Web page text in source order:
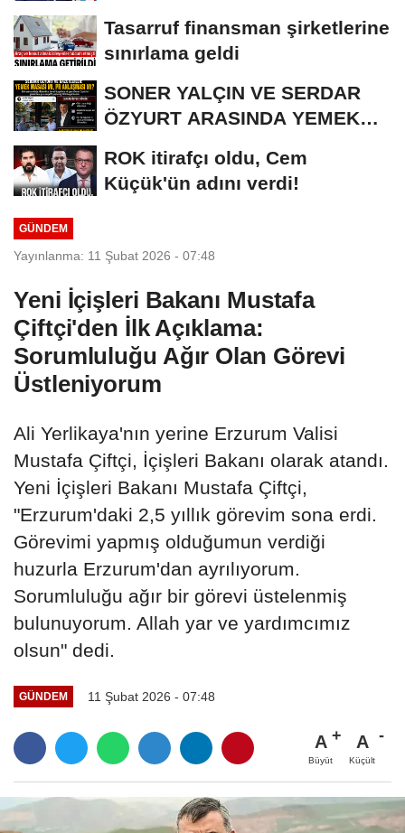
Tasarruf finansman şirketlerine
sınırlama geldi
SONER YALÇIN VE SERDAR
ÖZYURT ARASINDA YEMEK
ROK itirafçı oldu, Cem
Küçük'ün adını verdi!
GÜNDEM
Yayınlanma: 11 Şubat 2026 - 07:48
Yeni İçişleri Bakanı Mustafa
Çiftçi'den İlk Açıklama:
Sorumluluğu Ağır Olan Görevi
Üstleniyorum
Ali Yerlikaya'nın yerine Erzurum Valisi
Mustafa Çiftçi, İçişleri Bakanı olarak atandı.
Yeni İçişleri Bakanı Mustafa Çiftçi,
"Erzurum'daki 2,5 yıllık görevim sona erdi.
Görevimi yapmış olduğumun verdiği
huzurla Erzurum'dan ayrılıyorum.
Sorumluluğu ağır bir görevi üstelenmiş
bulunuyorum. Allah yar ve yardımcımız
olsun" dedi.
GÜNDEM 11 Şubat 2026 - 07:48
A
Büyüt
A
Küçült